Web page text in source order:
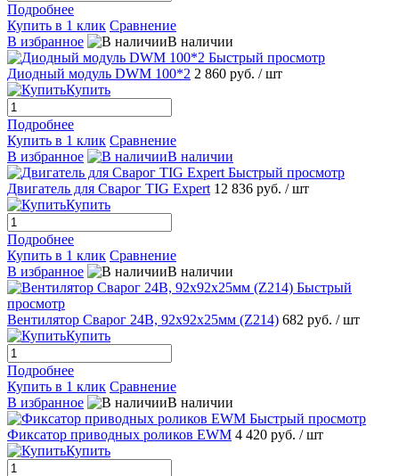
Подробнее
Купить в 1 клик Сравнение
В избранное
В наличии
Быстрый просмотр
Диодный модуль DWM 100*2 2 860 руб. / шт
Купить
Подробнее
Купить в 1 клик Сравнение
В избранное
В наличии
Быстрый просмотр
Двигатель для Сварог TIG Expert 12 836 руб. / шт
Купить
Подробнее
Купить в 1 клик Сравнение
В избранное
В наличии
Быстрый
просмотр
Вентилятор Сварог 24В, 92х92х25мм (Z214) 682 руб. / шт
Купить
Подробнее
Купить в 1 клик Сравнение
В избранное
В наличии
Быстрый просмотр
Фиксатор приводных роликов EWM 4 420 руб. / шт
Купить